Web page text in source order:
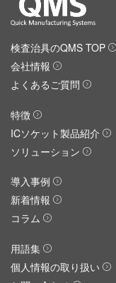
検査治具のQMS TOP
会社情報
よくあるご質問
特徴
ICソケット製品紹介
ソリューション
導入事例
新着情報
コラム
用語集
個人情報の取り扱い